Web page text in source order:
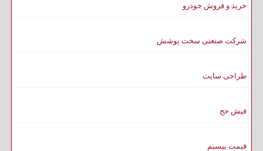
خرید و فروش خودرو
شرکت صنعتی سخت پوشش
طراحی سایت
فیش حج
قیمت بیسیم